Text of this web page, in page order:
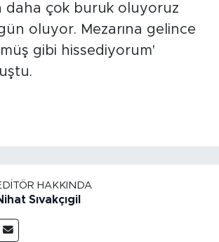
daha çok buruk oluyoruz
oluyor. Mezarına gelince
gibi hissediyorum'
HAKKINDA
Sıvakçıgil